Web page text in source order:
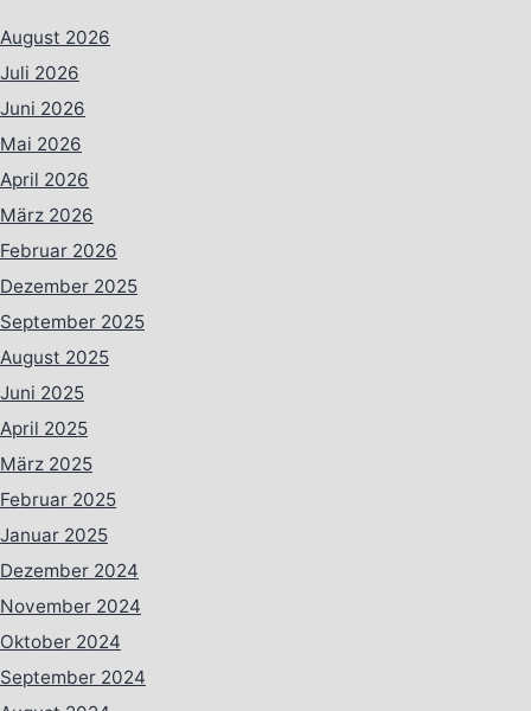
August 2026
Juli 2026
Juni 2026
Mai 2026
April 2026
März 2026
Februar 2026
Dezember 2025
September 2025
August 2025
Juni 2025
April 2025
März 2025
Februar 2025
Januar 2025
Dezember 2024
November 2024
Oktober 2024
September 2024